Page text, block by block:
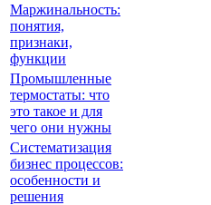
Маржинальность:
понятия,
признаки,
функции
Промышленные
термостаты: что
это такое и для
чего они нужны
Систематизация
бизнес процессов:
особенности и
решения